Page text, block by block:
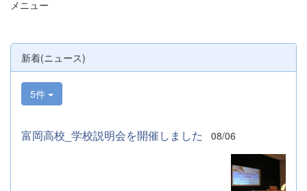
明、探究発表などの運営に携わりました。生
なお、本校は今年度、群馬県教育委員会か
らSAH+ Leading Schoolに認定されていま
す。富岡高校は、これからも「自ら考え、判
断し、行動できる生徒の育成」に取り組んで
まいります。
メニュー
新着(ニュース)
5件
富岡高校_学校説明会を開催しました 08/06